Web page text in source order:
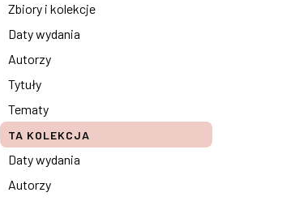
Zbiory i kolekcje
Daty wydania
Autorzy
Tytuły
Tematy
TA KOLEKCJA
Daty wydania
Autorzy